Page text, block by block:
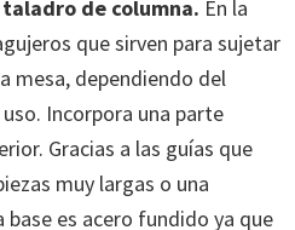
de columna. En la
que sirven para sujetar
mesa, dependiendo del
Incorpora una parte
Gracias a las guías que
muy largas o una
es acero fundido ya que